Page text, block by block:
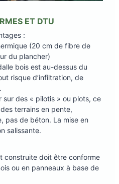
ET DTU
:
(20 cm de fibre de
du plancher)
bois est au-dessus du
risque d’infiltration, de
sur des « pilotis » ou plots, ce
terrains en pente,
pas de béton. La mise en
salissante.
construite doit être conforme
ou en panneaux à base de